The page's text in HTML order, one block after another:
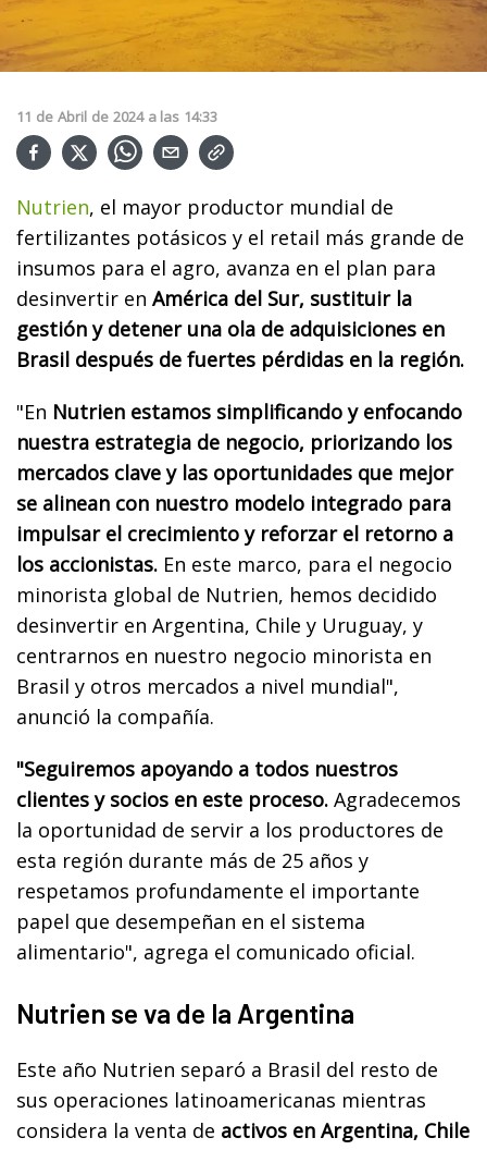
11 de Abril de 2024 a las 14:33
Nutrien, el mayor productor mundial de
fertilizantes potásicos y el retail más grande de
insumos para el agro, avanza en el plan para
desinvertir en América del Sur, sustituir la
gestión y detener una ola de adquisiciones en
Brasil después de fuertes pérdidas en la región.
"En Nutrien estamos simplificando y enfocando
nuestra estrategia de negocio, priorizando los
mercados clave y las oportunidades que mejor
se alinean con nuestro modelo integrado para
impulsar el crecimiento y reforzar el retorno a
los accionistas. En este marco, para el negocio
minorista global de Nutrien, hemos decidido
desinvertir en Argentina, Chile y Uruguay, y
centrarnos en nuestro negocio minorista en
Brasil y otros mercados a nivel mundial",
anunció la compañía.
"Seguiremos apoyando a todos nuestros
clientes y socios en este proceso. Agradecemos
la oportunidad de servir a los productores de
esta región durante más de 25 años y
respetamos profundamente el importante
papel que desempeñan en el sistema
alimentario", agrega el comunicado oficial.
Nutrien se va de la Argentina
Este año Nutrien separó a Brasil del resto de
sus operaciones latinoamericanas mientras
considera la venta de activos en Argentina, Chile